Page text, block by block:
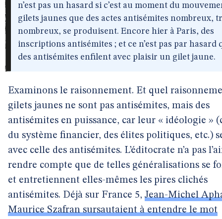
n’est pas un hasard si c’est au moment du
gilets jaunes que des actes antisémites nombreux,
nombreux, se produisent. Encore hier à Paris, des
inscriptions antisémites ; et ce n’est pas par hasard
des antisémites enfilent avec plaisir un gilet jaune.
Examinons le raisonnement. Et quel
gilets jaunes ne sont pas antisémites, mais des
antisémites en puissance, car leur « idéologie »
du système financier, des élites politiques, etc.)
avec celle des antisémites. L’éditocrate n’a pas
rendre compte que de telles généralisations se
et entretiennent elles-mêmes les pires clichés
antisémites. Déjà sur France 5, Jean-Michel
Maurice Szafran sursautaient à entendre le mot